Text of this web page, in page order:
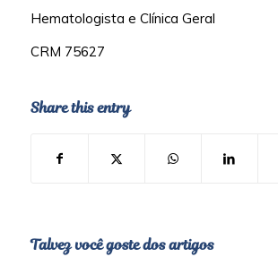
Hematologista e Clínica Geral
CRM 75627
Share this entry
Talvez você goste dos artigos